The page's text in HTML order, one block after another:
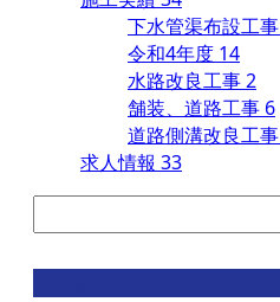
下水管渠布設工事
令和4年度 14
水路改良工事2
舗装、道路工事 6
道路側溝改良工事
求人情報 33